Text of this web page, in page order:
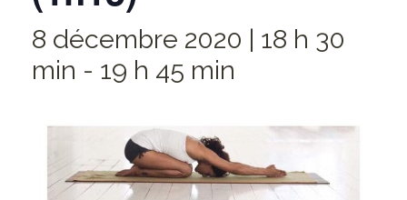
8 décembre 2020 | 18 h 30
min - 19 h 45 min